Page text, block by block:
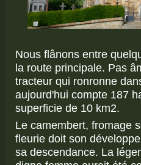
Nous flânons entre
la route principale. Pas
tracteur qui ronronne
aujourd'hui compte 187
superficie de 10 km2.
Le camembert, fromage
fleurie doit son
sa descendance. La